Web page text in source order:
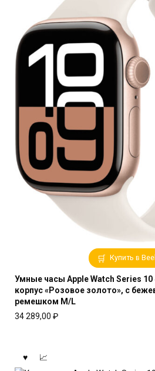
Купить в
Умные часы Apple Watch Series
корпус «Розовое золото», с
ремешком M/L
34 289,00 ₽